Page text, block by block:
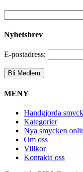
Nyhetsbrev
E-postadress:
MENY
Handgjorda
Kategorier
Nya smycken
Om oss
Villkor
Kontakta oss